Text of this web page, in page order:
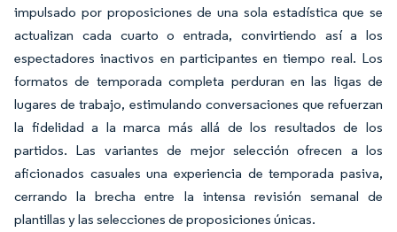
impulsado por proposiciones de una sola estadística que se
actualizan cada cuarto o entrada, convirtiendo así a los
espectadores inactivos en participantes en tiempo real. Los
formatos de temporada completa perduran en las ligas de
lugares de trabajo, estimulando conversaciones que refuerzan
la fidelidad a la marca más allá de los resultados de los
partidos. Las variantes de mejor selección ofrecen a los
aficionados casuales una experiencia de temporada pasiva,
cerrando la brecha entre la intensa revisión semanal de
plantillas y las selecciones de proposiciones únicas.